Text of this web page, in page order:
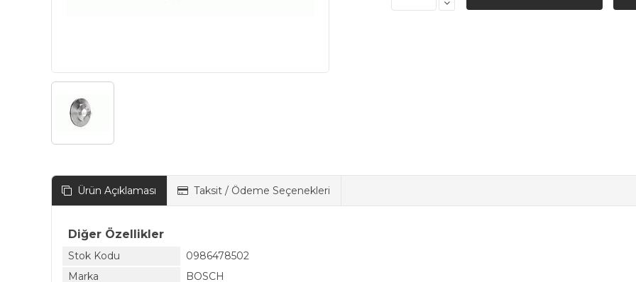
Ürün Açıklaması Taksit / Ödeme Seçenekleri
Diğer Özellikler
Stok Kodu
0986478502
Marka
BOSCH